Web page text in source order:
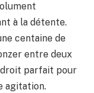
à la détente.
centaine de
entre deux
parfait pour
agitation.